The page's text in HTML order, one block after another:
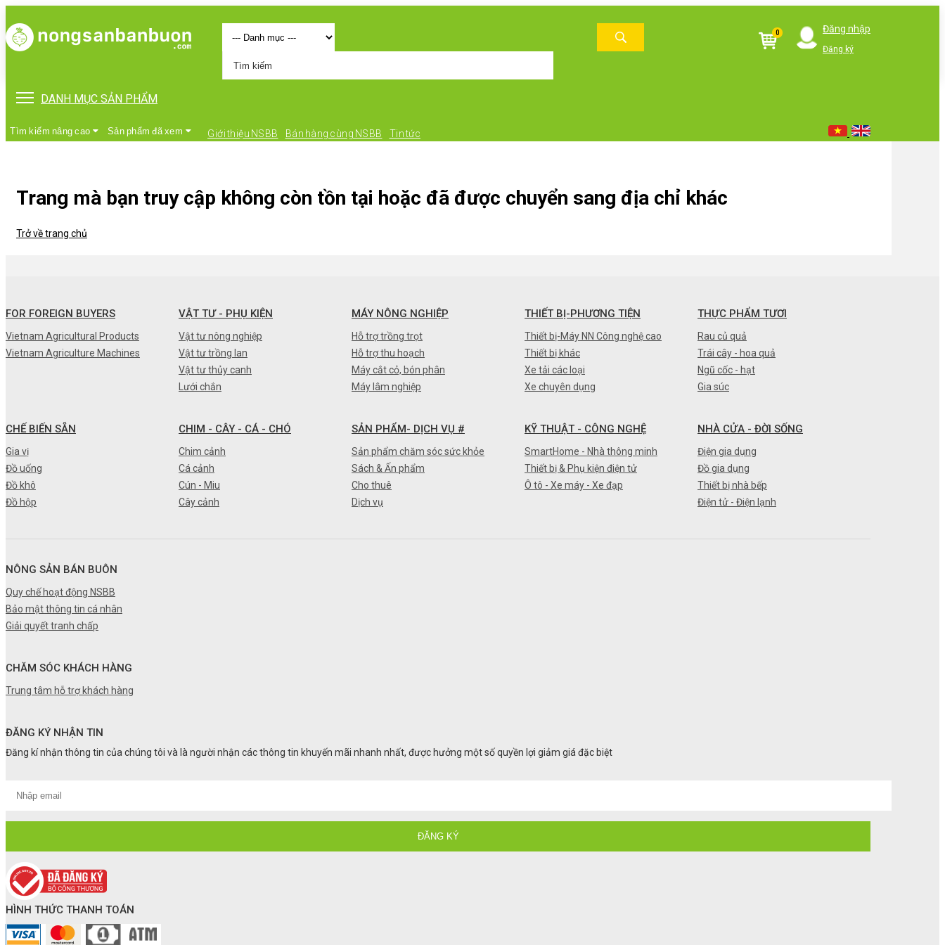
0 Đăng nhập
Đăng ký
DANH MỤC SẢN PHẨM
Tìm kiếm nâng cao Sản phẩm đã xem Giới thiệu NSBB Bán hàng cùng NSBB Tin tức
•
• Máy nông nghiệp
• Thiết bị-Phương tiện
•
• Sản phẩm- Dịch vụ #
• Kỹ thuật - Công nghệ
Trang mà bạn truy cập không còn tồn tại hoặc đã được chuyển sang địa chỉ khác
Trở về trang chủ
FOR FOREIGN BUYERS
Vietnam Agricultural Products
Vietnam Agriculture Machines
VẬT TƯ - PHỤ KIỆN
Vật tư nông nghiệp
Vật tư trồng lan
Vật tư thủy canh
Lưới chắn
MÁY NÔNG NGHIỆP
Hỗ trợ trồng trọt
Hỗ trợ thu hoạch
Máy cắt cỏ, bón phân
Máy lâm nghiệp
THIẾT BỊ-PHƯƠNG TIỆN
Thiết bị-Máy NN Công nghệ cao
Thiết bị khác
Xe tải các loại
Xe chuyên dụng
THỰC PHẨM TƯƠI
Rau củ quả
Trái cây - hoa quả
Ngũ cốc - hạt
Gia súc
CHẾ BIẾN SẴN
Gia vị
Đồ uống
Đồ khô
Đồ hộp
CHIM - CÂY - CÁ - CHÓ
Chim cảnh
Cá cảnh
Cún - Miu
Cây cảnh
SẢN PHẨM- DỊCH VỤ #
Sản phẩm chăm sóc sức khỏe
Sách & Ấn phẩm
Cho thuê
Dịch vụ
KỸ THUẬT - CÔNG NGHỆ
SmartHome - Nhà thông minh
Thiết bị & Phụ kiện điện tử
Ô tô - Xe máy - Xe đạp
NHÀ CỬA - ĐỜI SỐNG
Điện gia dụng
Đồ gia dụng
Thiết bị nhà bếp
Điện tử - Điện lạnh
NÔNG SẢN BÁN BUÔN
Quy chế hoạt động NSBB
Bảo mật thông tin cá nhân
Giải quyết tranh chấp
CHĂM SÓC KHÁCH HÀNG
Trung tâm hỗ trợ khách hàng
ĐĂNG KÝ NHẬN TIN
Đăng kí nhận thông tin của chúng tôi và là người nhận các thông tin khuyến mãi nhanh nhất, được hưởng một số quyền lợi giảm giá đặc biệt
HÌNH THỨC THANH TOÁN